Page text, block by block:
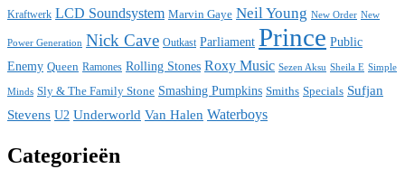
Kraftwerk LCD Soundsystem Marvin Gaye Neil Young New Order New
Power Generation Nick Cave Outkast Parliament Prince Public
Enemy Queen Ramones Rolling Stones Roxy Music Sezen Aksu Sheila E Simple
Minds Sly & The Family Stone Smashing Pumpkins Smiths Specials Sufjan
Stevens U2 Underworld Van Halen Waterboys
Categorieën